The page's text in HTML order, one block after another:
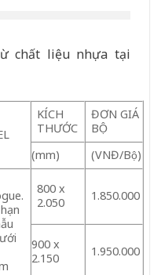
chất liệu nhựa tại
KÍCH
THƯỚC
ĐƠN GIÁ
BỘ
(mm)
(VNĐ/Bộ)
800 x
2.050
1.850.000
900 x
2.150
1.950.000